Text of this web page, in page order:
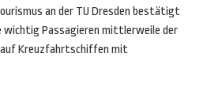
an der TU Dresden bestätigt
wichtig Passagieren mittlerweile der
auf Kreuzfahrtschiffen mit